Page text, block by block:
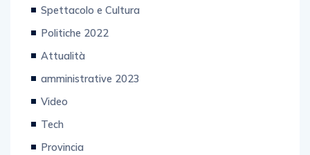
Spettacolo e Cultura
Politiche 2022
Attualità
amministrative 2023
Video
Tech
Provincia